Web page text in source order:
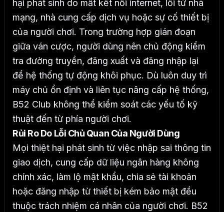
hại phát sinh do mất kết nối internet, lỗi từ nhà
mạng, nhà cung cấp dịch vụ hoặc sự cố thiết bị
của người chơi. Trong trường hợp gián đoạn
giữa ván cược, người dùng nên chủ động kiểm
tra đường truyền, đăng xuất và đăng nhập lại
để hệ thống tự động khôi phục. Dù luôn duy trì
máy chủ ổn định và liên tục nâng cấp hệ thống,
B52 Club không thể kiểm soát các yếu tố kỹ
thuật đến từ phía người chơi.
Rủi Ro Do Lỗi Chủ Quan Của Người Dùng
Mọi thiệt hại phát sinh từ việc nhập sai thông tin
giao dịch, cung cấp dữ liệu ngân hàng không
chính xác, làm lộ mật khẩu, chia sẻ tài khoản
hoặc đăng nhập từ thiết bị kém bảo mật đều
thuộc trách nhiệm cá nhân của người chơi. B52